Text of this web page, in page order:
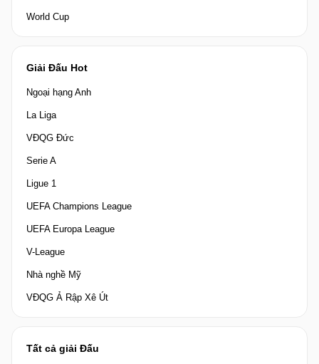
World Cup
Giải Đấu Hot
Ngoại hạng Anh
La Liga
VĐQG Đức
Serie A
Ligue 1
UEFA Champions League
UEFA Europa League
V-League
Nhà nghề Mỹ
VĐQG Ả Rập Xê Út
Tất cả giải Đấu